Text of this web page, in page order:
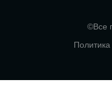
©Все